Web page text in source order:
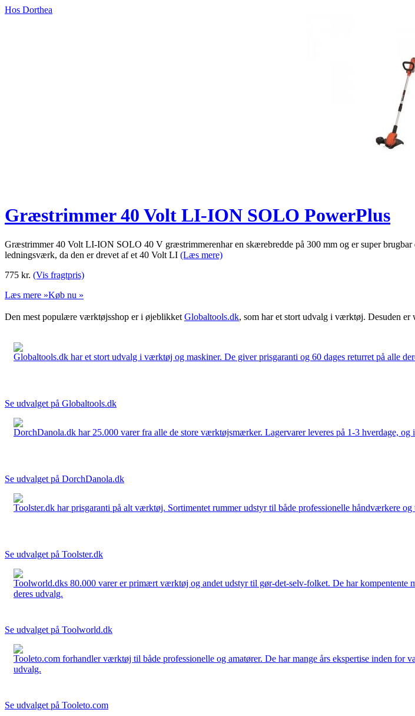
Hos Dorthea
Græstrimmer 40 Volt LI-ION SOLO PowerPlus
Græstrimmer 40 Volt LI-ION SOLO 40 V græstrimmerenhar en skærebredde på 300 mm og er super
ledningsværk, da den er drevet af et 40 Volt LI (Læs mere)
775 kr. (Vis fragtpris)
Læs mere »Køb nu »
Den mest populære værktøjsshop er i øjeblikket Globaltools.dk, som har et stort udvalg i værktøj. Desuden er
Globaltools.dk har et stort udvalg i værktøj og maskiner. De giver prisgaranti og 60 dages returret på alle
Se udvalget på Globaltools.dk
DorchDanola.dk har 25.000 varer fra alle de store værktøjsmærker. Lagervarer leveres på 1-3 hverdage,
Se udvalget på DorchDanola.dk
Toolster.dk har prisgaranti på alt værktøj. Sortimentet rummer udstyr til både professionelle håndværkere
Se udvalget på Toolster.dk
Toolworld.dks 80.000 varer er primært værktøj og andet udstyr til gør-det-selv-folket. De har
deres udvalg.
Se udvalget på Toolworld.dk
Tooleto.com forhandler værktøj til både professionelle og amatører. De har mange års ekspertise inden
udvalg.
Se udvalget på Tooleto.com